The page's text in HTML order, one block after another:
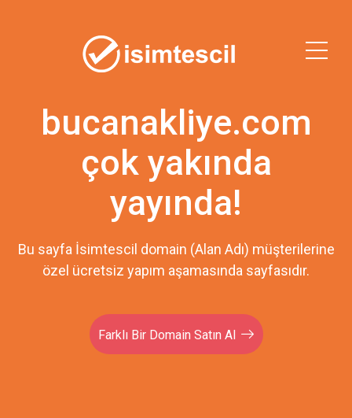
bucanakliye.com
çok yakında
yayında!
Bu sayfa İsimtescil domain (Alan Adı) müşterilerine
özel ücretsiz yapım aşamasında sayfasıdır.
Farklı Bir Domain Satın Al